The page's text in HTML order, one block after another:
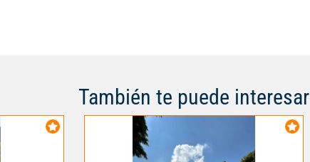
También te puede interesar